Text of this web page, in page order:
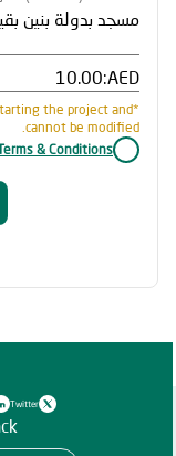
AED:
the project and
cannot be modified.
& Conditions
Twitter